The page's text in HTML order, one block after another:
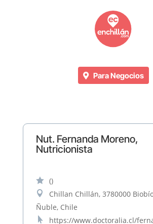
Para Negocios
Nut. Fernanda Moreno,
Nutricionista
 ()

Chillan Chillán, 3780000
Ñuble, Chile

https://www.doctoralia.cl/